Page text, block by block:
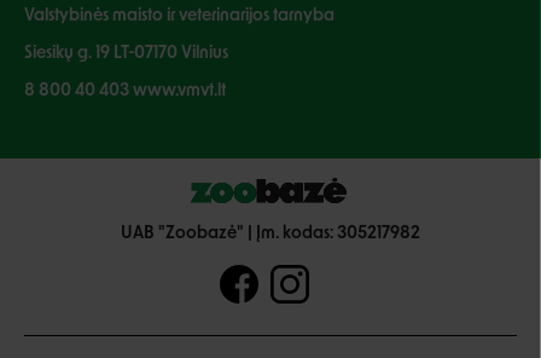
Valstybinės maisto ir veterinarijos tarnyba
Siesikų g. 19 LT-07170 Vilnius
8 800 40 403 www.vmvt.lt
UAB "Zoobazė" | Įm. kodas: 305217982